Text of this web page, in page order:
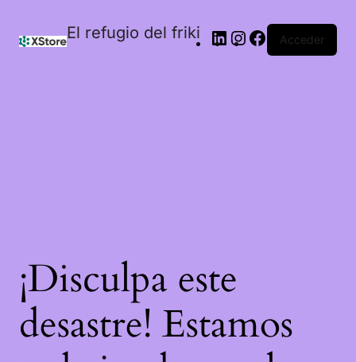
El refugio del friki Acceder
¡Disculpa este
desastre! Estamos